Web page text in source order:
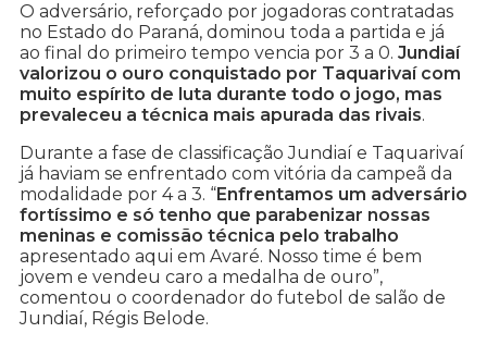
O adversário, reforçado por jogadoras contratadas
no Estado do Paraná, dominou toda a partida e já
ao final do primeiro tempo vencia por 3 a 0. Jundiaí
valorizou o ouro conquistado por Taquarivaí com
muito espírito de luta durante todo o jogo, mas
prevaleceu a técnica mais apurada das rivais.
Durante a fase de classificação Jundiaí e Taquarivaí
já haviam se enfrentado com vitória da campeã da
modalidade por 4 a 3. “Enfrentamos um adversário
fortíssimo e só tenho que parabenizar nossas
meninas e comissão técnica pelo trabalho
apresentado aqui em Avaré. Nosso time é bem
jovem e vendeu caro a medalha de ouro”,
comentou o coordenador do futebol de salão de
Jundiaí, Régis Belode.